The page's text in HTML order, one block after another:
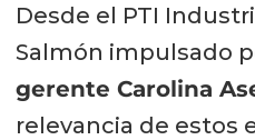
Desde el PTI
Salmón impulsado
gerente Carolina
relevancia de estos